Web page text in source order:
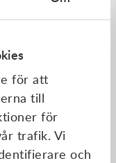
för att
till
för
trafik. Vi
och